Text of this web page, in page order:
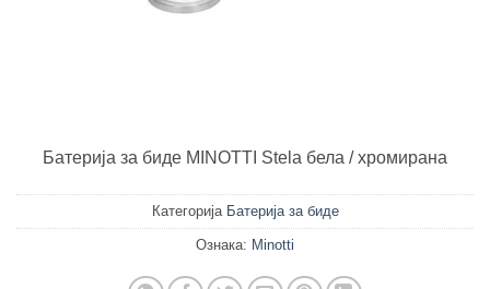
Батерија за биде MINOTTI Stela бела / хромирана
Категорија Батерија за биде
Ознака: Minotti